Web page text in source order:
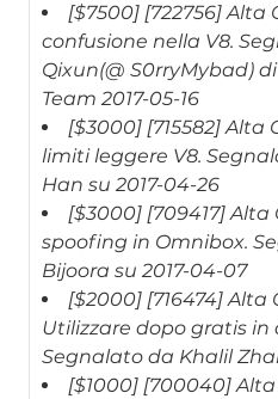
[$7500] [722756] Alta
confusione nella V8.
Qixun(@ S0rryMybad)
Team 2017-05-16
[$3000] [715582] Alta
limiti leggere V8.
Han su 2017-04-26
[$3000] [709417] Alta
spoofing in Omnibox.
Bijoora su 2017-04-07
[$2000] [716474] Alta
Utilizzare dopo gratis
Segnalato da Khalil
[$1000] [700040] Alta